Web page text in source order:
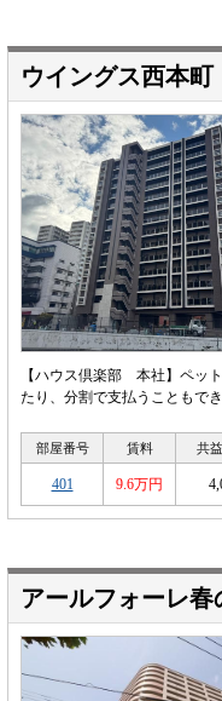
ウイングス西本町
【ハウス倶楽部 本社】ペッ
たり、分割で支払うこともで
部屋番号 賃料 共
401 9.6万円
アールフォーレ春